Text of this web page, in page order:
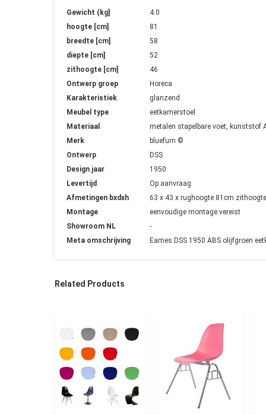
Meer
informatie
Gewicht (kg]
4.0
hoogte [cm]
81
breedte [cm]
58
diepte [cm]
52
zithoogte [cm]
46
Ontwerp groep
Horeca
Karakteristiek
glanzend
Meubel type
eetkamerstoel
Materiaal
metalen stapelbare voet, kunststof
Merk
bluefurn ©
Ontwerp
DSS
Design jaar
1950
Levertijd
Op aanvraag
Afmetingen bxdxh
63 x 43 x rughoogte 81cm
Montage
eenvoudige montage vereist
Showroom NL
-
Meta omschrijving
Eames DSS 1950 ABS olijfgroen
Related Products